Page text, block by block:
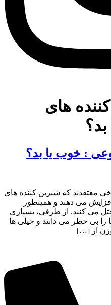
های
: خوب یا بد؟
معتقدند که شیرین کننده های
می دهند و همینطور
می کنند. از طرفی، بسیاری
را بی خطر می دانند و خیلی ها
از […]